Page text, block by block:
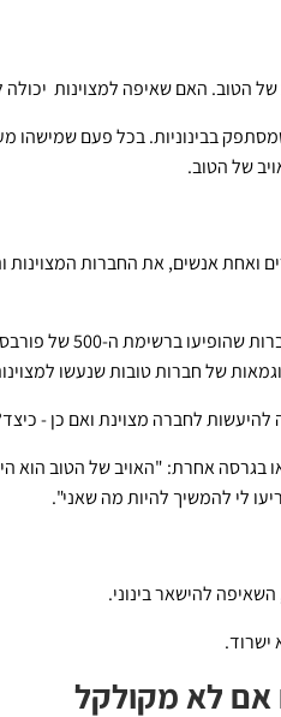
של הטוב. האם שאיפה למצוינות יכולה
בבינוניות. בכל פעם
של הטוב.
ואחת אנשים, את החברות המצוינות
של חברות טובות שנעשו
לחברה מצוינת ואם כן - כיצד?"
בגרסה אחרת: "האויב של הטוב הוא
לי להמשיך להיות מה שאני".
להישאר בינוני.
ישרוד.
לא מקולקל